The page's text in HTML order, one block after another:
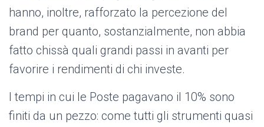
hanno, inoltre, rafforzato la percezione del
brand per quanto, sostanzialmente, non abbia
fatto chissà quali grandi passi in avanti per
favorire i rendimenti di chi investe.
I tempi in cui le Poste pagavano il 10% sono
finiti da un pezzo: come tutti gli strumenti quasi